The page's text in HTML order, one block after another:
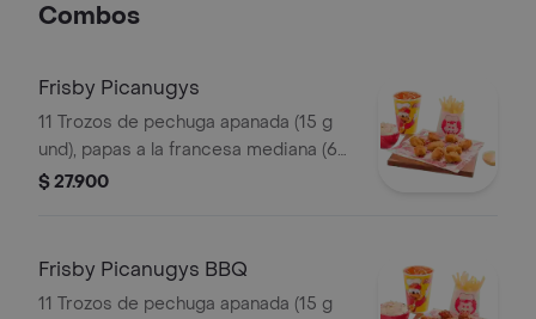
Combos
Frisby Picanugys
11 Trozos de pechuga apanada (15 g
und), papas a la francesa mediana (60
g), ensalada de repollo personal (145
$ 27.900
Frisby Picanugys BBQ
11 Trozos de pechuga apanada (15 g